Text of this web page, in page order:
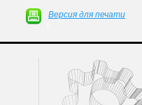
Версия для печати